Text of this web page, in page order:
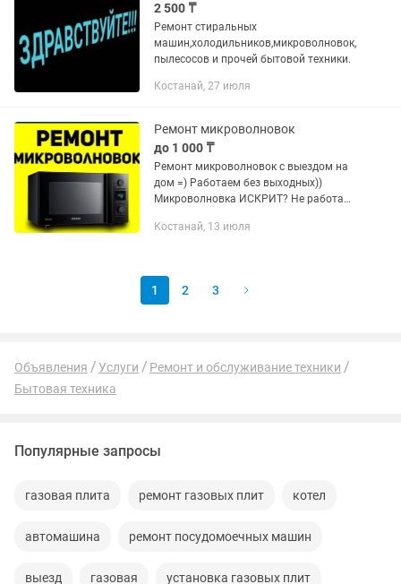
2 500 ₸
Ремонт стиральных
машин,холодильников,микроволновок,
пылесосов и прочей бытовой техники.
Костанай, 27 июля
Ремонт микроволновок
до 1 000 ₸
Ремонт микроволновок с выездом на
дом =) Работаем без выходных))
Микроволновка ИСКРИТ? Не работают
ЗВОНИТЕ ИСПРАВИМ ВАШУ
Костанай, 13 июля
1 2 3
Объявления Услуги
Ремонт и обслуживание техники
Бытовая техника
Популярные запросы
газовая плита ремонт газовых плит котел
автомашина ремонт посудомоечных машин
выезд газовая установка газовых плит